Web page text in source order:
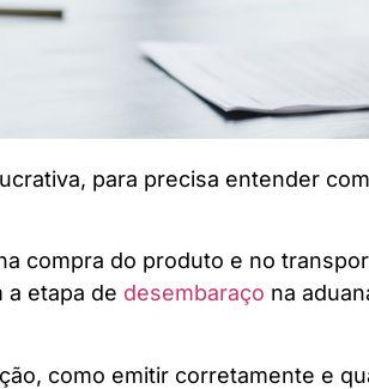
para precisa entender
compra do produto e no
a etapa de desembaraço na
como emitir corretamente e